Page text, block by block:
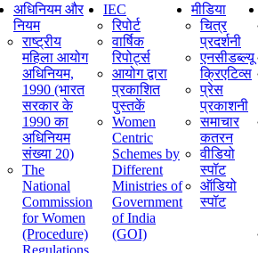
अधिनियम और
नियम
राष्ट्रीय
महिला आयोग
अधिनियम,
1990 (भारत
सरकार के
1990 का
अधिनियम
संख्या 20)
The
National
Commission
for Women
(Procedure)
Regulations,
IEC
रिपोर्ट
वार्षिक
रिपोर्ट्स
आयोग द्वारा
प्रकाशित
पुस्तकें
Women
Centric
Schemes by
Different
Ministries of
Government
of India
(GOI)
मीडिया
चित्र
प्रदर्शनी
एनसीडब्ल्यू
क्रिएटिव्स
प्रेस
प्रकाशनी
समाचार
कतरन
वीडियो
स्पॉट
ऑडियो
स्पॉट